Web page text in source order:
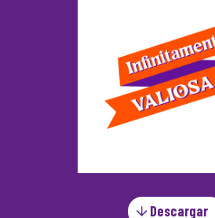
Descargar